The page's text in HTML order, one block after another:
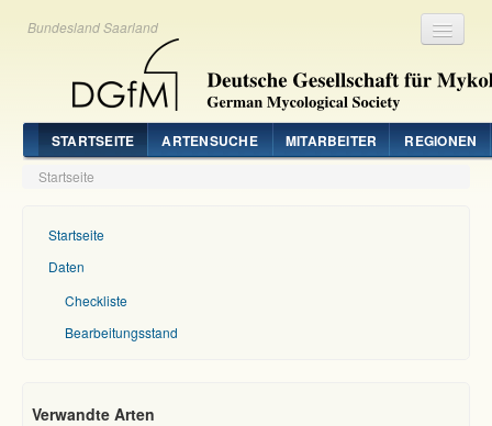
Bundesland Saarland
STARTSEITE ARTENSUCHE MITARBEITER REGIONEN
Startseite
Startseite
Daten
Checkliste
Bearbeitungsstand
Verwandte Arten